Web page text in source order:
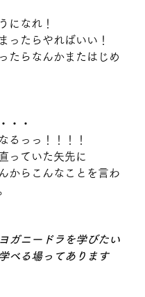
になれ！
ったらやればいい！
たらなんかまたはじめ
・・
るっっ！！！！
っていた矢先に
からこんなことを言わ
ガニードラを学びたい
べる場ってあります